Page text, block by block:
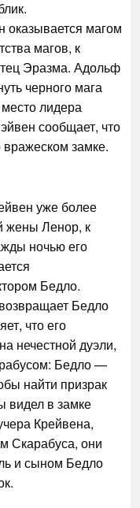
оказывается магом
магов, к
Эразма. Адольф
черного мага
лидера
сообщает, что
замке.
уже более
жены Ленор, к
ночью его
Бедло.
Бедло
что его
нечестной дуэли,
Бедло —
найти призрак
видел в замке
Крейвена,
Скарабуса, они
и сыном Бедло